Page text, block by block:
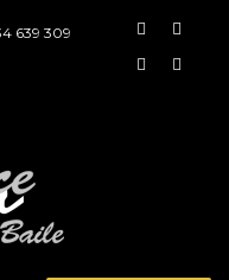
639 309